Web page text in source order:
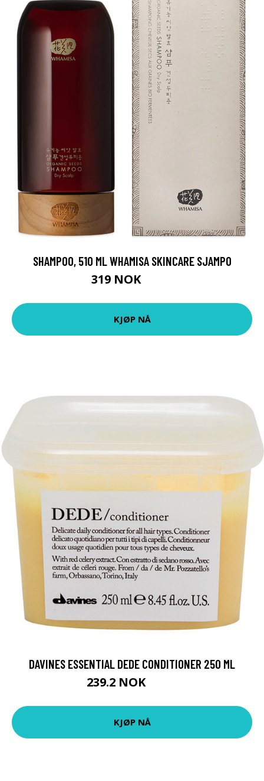
SHAMPOO, 510 ML WHAMISA SKINCARE SJAMPO
319 NOK
KJØP NÅ
DAVINES ESSENTIAL DEDE CONDITIONER 250 ML
239.2 NOK
KJØP NÅ